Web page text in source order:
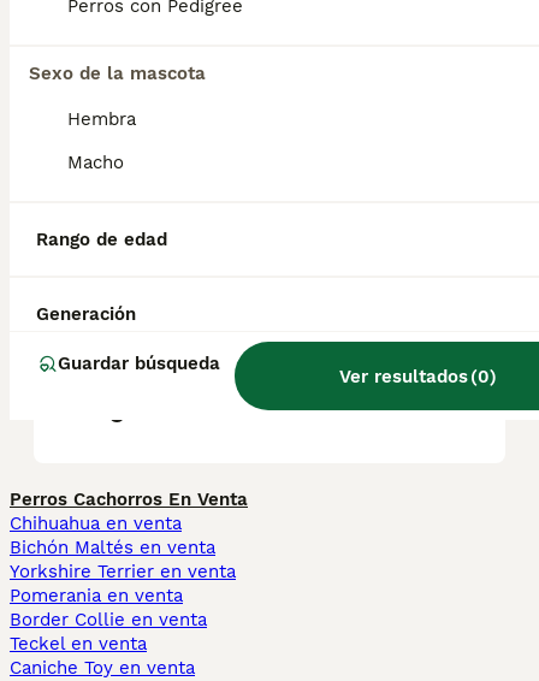
Perros con Pedigree
Sexo de la mascota
Hembra
Macho
Rango de edad
Generación
Guardar búsqueda
Ver resultados(0)
¿Es raro el Boyero de
Entlebuch?
¿Cómo es el carácter del
Boyero de Entlebuch?
Perros Cachorros En Venta
Chihuahua en venta
Bichón Maltés en venta
Yorkshire Terrier en venta
Pomerania en venta
Border Collie en venta
Teckel en venta
Caniche Toy en venta